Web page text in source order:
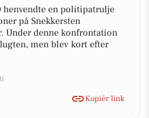
henvendte en politipatrulje
på Snekkersten
Under denne konfrontation
men blev kort efter
Kopiér link